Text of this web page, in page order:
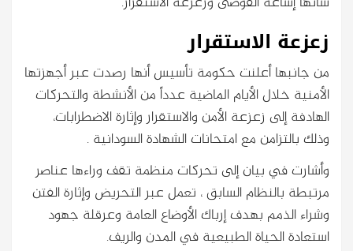
زعزعة الاستقرار
من جانبها أعلنت حكومة تأسيس أنها رصدت عبر أجهزتها
الأمنية خلال الأيام الماضية عدداً من الأنشطة والتحركات
الهادفة إلى زعزعة الأمن والاستقرار وإثارة الاضطرابات،
وذلك بالتزامن مع امتحانات الشهادة السودانية .
وأشارت في بيان إلى تحركات منظمة تقف وراءها عناصر
مرتبطة بالنظام السابق ، تعمل عبر التحريض وإثارة الفتن
وشراء الذمم بهدف إرباك الأوضاع العامة وعرقلة جهود
استعادة الحياة الطبيعية في المدن والريف.